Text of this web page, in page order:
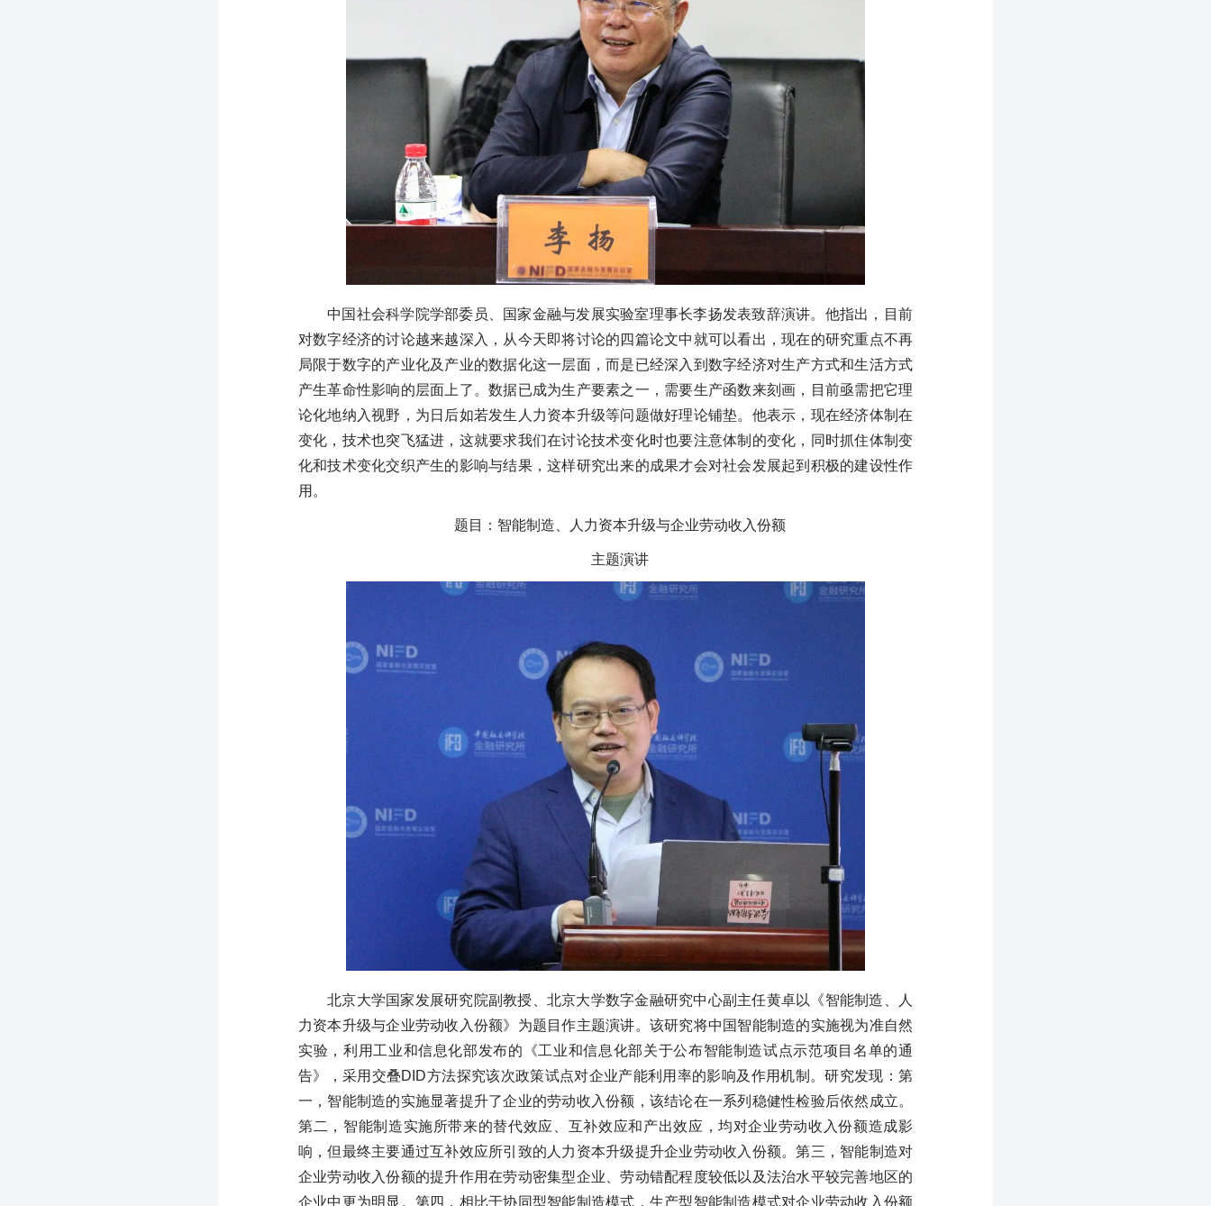
中国社会科学院学部委员、国家金融与发展实验室理事长李扬发表致辞演讲。他指出，目前
对数字经济的讨论越来越深入，从今天即将讨论的四篇论文中就可以看出，现在的研究重点不再
局限于数字的产业化及产业的数据化这一层面，而是已经深入到数字经济对生产方式和生活方式
产生革命性影响的层面上了。数据已成为生产要素之一，需要生产函数来刻画，目前亟需把它理
论化地纳入视野，为日后如若发生人力资本升级等问题做好理论铺垫。他表示，现在经济体制在
变化，技术也突飞猛进，这就要求我们在讨论技术变化时也要注意体制的变化，同时抓住体制变
化和技术变化交织产生的影响与结果，这样研究出来的成果才会对社会发展起到积极的建设性作
用。
题目：智能制造、人力资本升级与企业劳动收入份额
主题演讲
北京大学国家发展研究院副教授、北京大学数字金融研究中心副主任黄卓以《智能制造、人
力资本升级与企业劳动收入份额》为题目作主题演讲。该研究将中国智能制造的实施视为准自然
实验，利用工业和信息化部发布的《工业和信息化部关于公布智能制造试点示范项目名单的通
告》，采用交叠DID方法探究该次政策试点对企业产能利用率的影响及作用机制。研究发现：第
一，智能制造的实施显著提升了企业的劳动收入份额，该结论在一系列稳健性检验后依然成立。
第二，智能制造实施所带来的替代效应、互补效应和产出效应，均对企业劳动收入份额造成影
响，但最终主要通过互补效应所引致的人力资本升级提升企业劳动收入份额。第三，智能制造对
企业劳动收入份额的提升作用在劳动密集型企业、劳动错配程度较低以及法治水平较完善地区的
企业中更为明显。第四，相比于协同型智能制造模式，生产型智能制造模式对企业劳动收入份额